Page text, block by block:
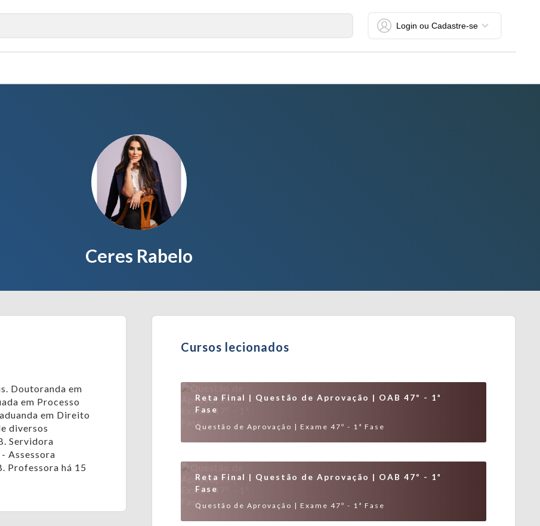
Login ou Cadastre-se
Ceres Rabelo
Doutoranda em
em Processo
em Direito
diversos
Servidora
Assessora
Professora há 15
Cursos lecionados
Reta Final | Questão de Aprovação | OAB 47º - 1ª
Fase
Questão de Aprovação | Exame 47º - 1ª Fase
Reta Final | Questão de Aprovação | OAB 47º - 1ª
Fase
Questão de Aprovação | Exame 47º - 1ª Fase